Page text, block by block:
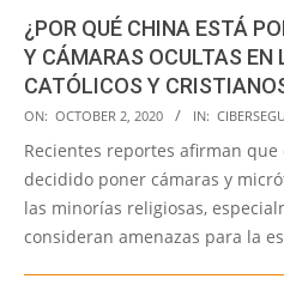
¿POR QUÉ CHINA ESTÁ
Y CÁMARAS OCULTAS EN
CATÓLICOS Y
2020-
10-
02
ON: OCTOBER 2, 2020 IN:
Recientes reportes afirman
decidido poner cámaras y
las minorías religiosas,
consideran amenazas para la